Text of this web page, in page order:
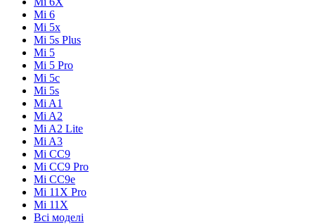
Mi 6
Mi 5x
Mi 5s Plus
Mi 5
Mi 5 Pro
Mi 5c
Mi 5s
Mi A1
Mi A2
Mi A2 Lite
Mi A3
Mi CC9
Mi CC9 Pro
Mi CC9e
Mi 11X Pro
Mi 11X
Всі моделі